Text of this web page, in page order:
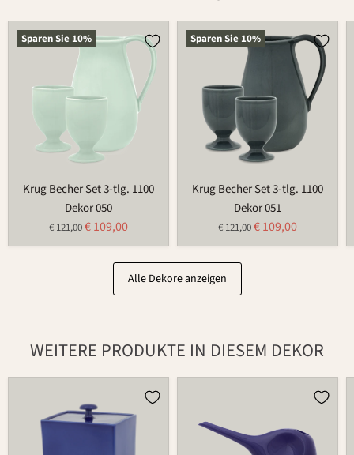
Sparen Sie 10%
Krug
Becher
Krug Becher Set 3-tlg. 1100
Dekor 050
Ursprünglicher
€ 121,00Aktueller
Preis
€ 109,00
Sparen Sie 10%
Krug
Becher
Krug Becher Set 3-tlg. 1100
Dekor 051
Ursprünglicher
€ 121,00Aktueller
Preis
€ 109,00
Alle Dekore anzeigen
WEITERE PRODUKTE IN DIESEM DEKOR